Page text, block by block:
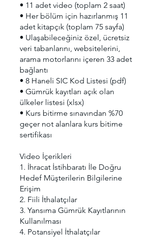
• 11 adet video (toplam 2 saat)
• Her bölüm için hazırlanmış 11
adet kitapçık (toplam 75 sayfa)
• Ulaşabileceğiniz özel, ücretsiz
veri tabanlarını, websitelerini,
arama motorlarını içeren 33 adet
bağlantı
• 8 Haneli SIC Kod Listesi (pdf)
• Gümrük kayıtları açık olan
ülkeler listesi (xlsx)
• Kurs bitirme sınavından %70
geçer not alanlara kurs bitime
sertifikası
Video İçerikleri
1. İhracat İstihbaratı İle Doğru
Hedef Müşterilerin Bilgilerine
Erişim
2. Fiili İthalatçılar
3. Yansıma Gümrük Kayıtlarının
Kullanılması
4. Potansiyel İthalatçılar